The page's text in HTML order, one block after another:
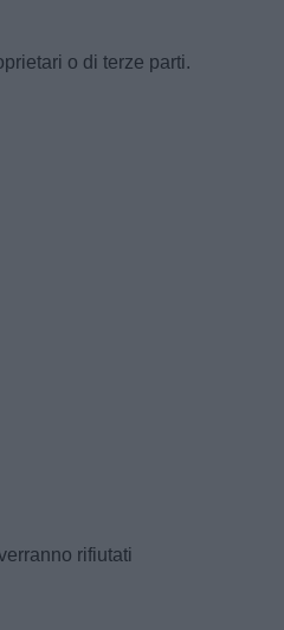
o di terze parti.
rifiutati